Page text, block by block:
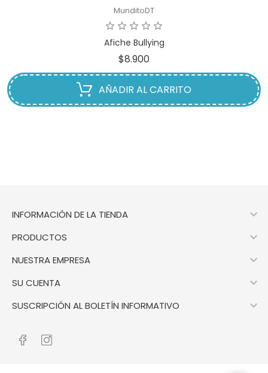
MunditoDT
Afiche Bullying
$8.900
AÑADIR AL CARRITO
INFORMACIÓN DE LA TIENDA 
PRODUCTOS 
NUESTRA EMPRESA 
SU CUENTA 
SUSCRIPCIÓN AL BOLETÍN INFORMATIVO 